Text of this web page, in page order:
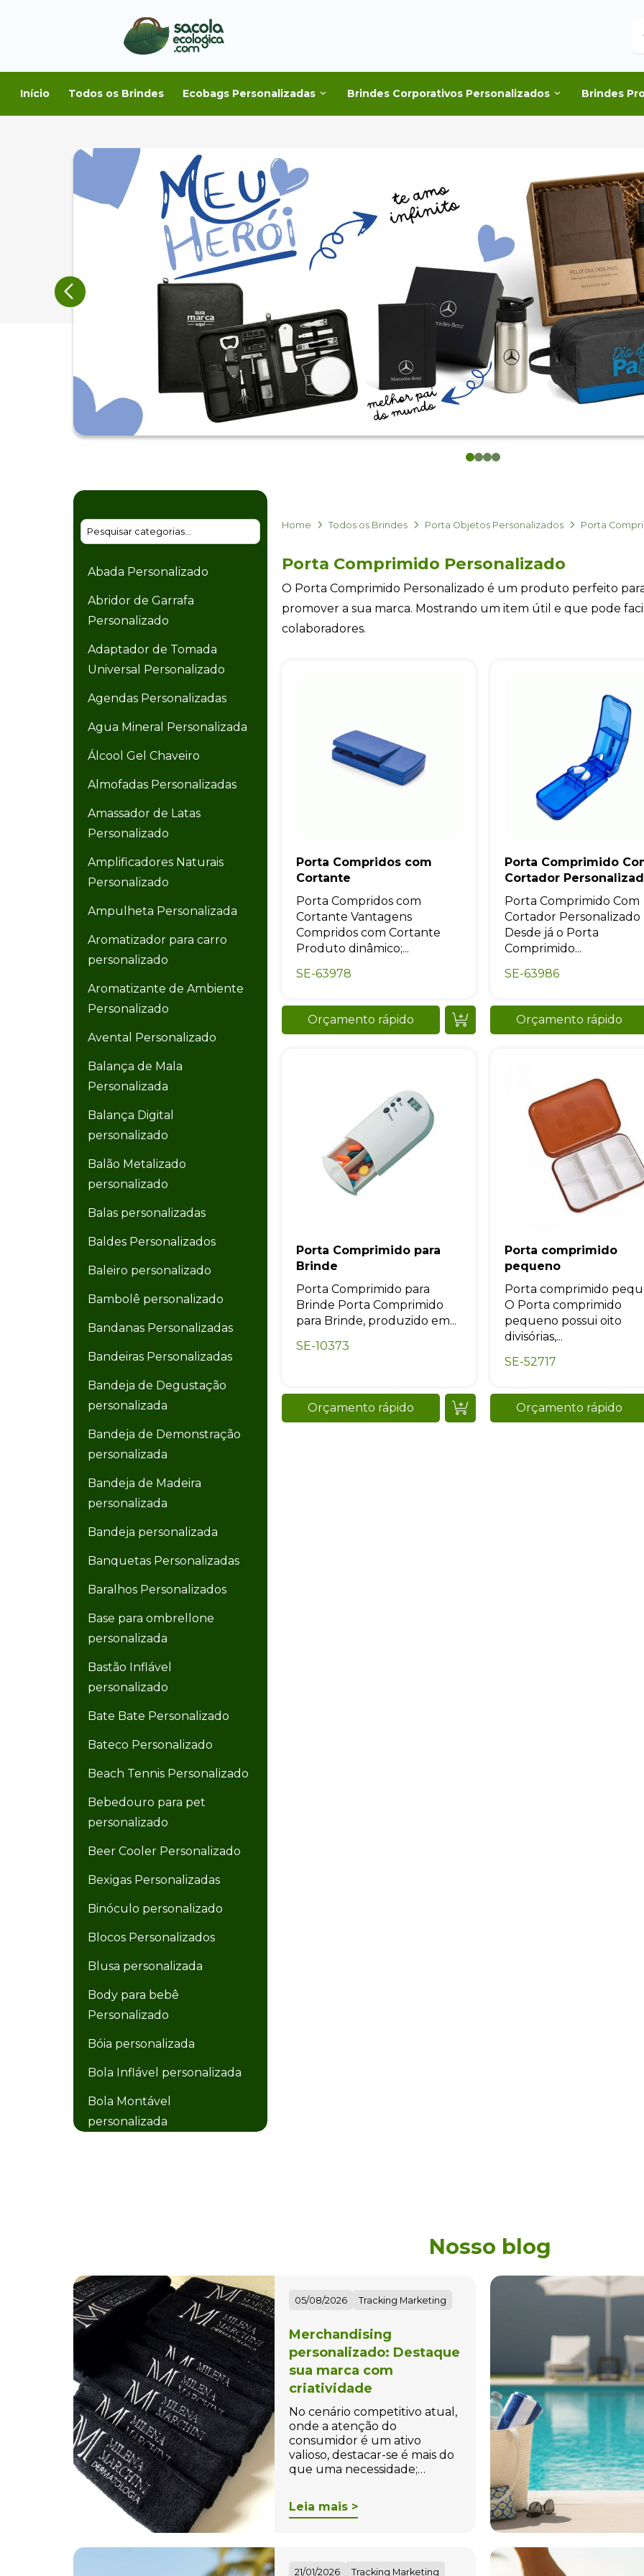
Início Todos os Brindes Ecobags Personalizadas Brindes Corporativos Personalizados Brindes
01 23
Abada Personalizado
Abridor de Garrafa
Personalizado
Adaptador de Tomada
Universal Personalizado
Agendas Personalizadas
Agua Mineral Personalizada
Álcool Gel Chaveiro
Almofadas Personalizadas
Amassador de Latas
Personalizado
Amplificadores Naturais
Personalizado
Ampulheta Personalizada
Aromatizador para carro
personalizado
Aromatizante de Ambiente
Personalizado
Avental Personalizado
Balança de Mala
Personalizada
Balança Digital
personalizado
Balão Metalizado
personalizado
Balas personalizadas
Baldes Personalizados
Baleiro personalizado
Bambolê personalizado
Bandanas Personalizadas
Bandeiras Personalizadas
Bandeja de Degustação
personalizada
Bandeja de Demonstração
personalizada
Bandeja de Madeira
personalizada
Bandeja personalizada
Banquetas Personalizadas
Baralhos Personalizados
Base para ombrellone
personalizada
Bastão Inflável
personalizado
Bate Bate Personalizado
Bateco Personalizado
Beach Tennis Personalizado
Bebedouro para pet
personalizado
Beer Cooler Personalizado
Bexigas Personalizadas
Binóculo personalizado
Blocos Personalizados
Blusa personalizada
Body para bebê
Personalizado
Bóia personalizada
Bola Inflável personalizada
Bola Montável
personalizada
Bolha de Sabão
personalizada
Bolinha Beach tennis
Personalizada
Bolinha para Pet
Personalizada
Bolinhas Anti-Stress
Personalizada
Bolsa Térmica Personalizada
Bolsas Personalizadas
Bonés Personalizados
Home Todos os Brindes Porta Objetos Personalizados Porta
Porta Comprimido Personalizado
O Porta Comprimido Personalizado é um produto perfeito
promover a sua marca. Mostrando um item útil e que pode
colaboradores.
Porta Compridos com
Cortante
Porta Compridos com
Cortante Vantagens
Compridos com Cortante
Produto dinâmico;...
SE-63978
Orçamento rápido
Porta Comprimido
Cortador
Porta Comprimido Com
Cortador Personalizado
Desde já o Porta
Comprimido...
SE-63986
Orçamento rápido
Porta Comprimido para
Brinde
Porta Comprimido para
Brinde Porta Comprimido
para Brinde, produzido em...
SE-10373
Orçamento rápido
Porta comprimido
pequeno
Porta comprimido
O Porta comprimido
pequeno possui oito
divisórias,...
SE-52717
Orçamento rápido
Nosso blog
05/08/2026 Tracking Marketing
Merchandising
personalizado: Destaque
sua marca com
criatividade
No cenário competitivo atual,
onde a atenção do
consumidor é um ativo
valioso, destacar-se é mais do
que uma necessidade;…
Leia mais >
21/01/2026 Tracking Marketing
online